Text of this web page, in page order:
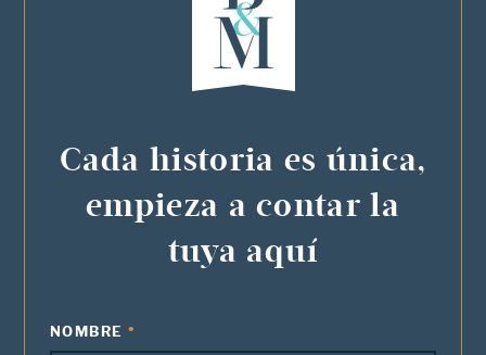
Cada historia es única,
empieza a contar la
tuya aquí
NOMBRE